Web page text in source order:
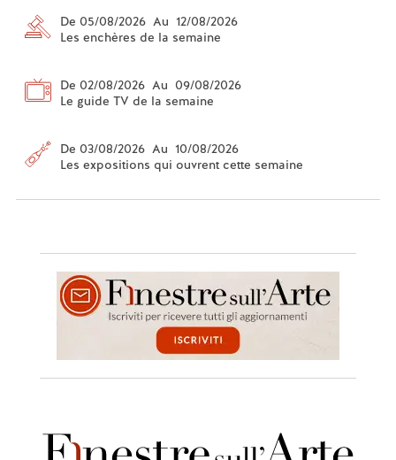
De 05/08/2026 Au 12/08/2026
Les enchères de la semaine
De 02/08/2026 Au 09/08/2026
Le guide TV de la semaine
De 03/08/2026 Au 10/08/2026
Les expositions qui ouvrent cette semaine